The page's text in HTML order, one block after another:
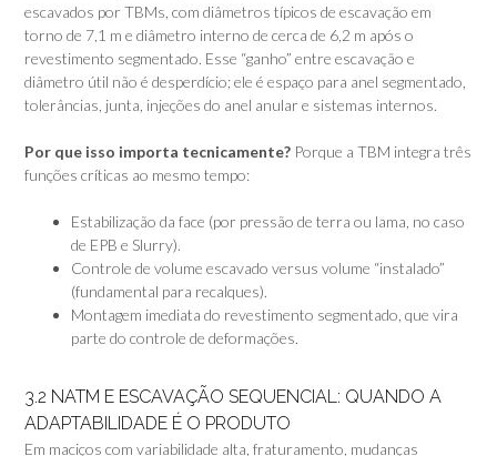
escavados por TBMs, com diâmetros típicos de escavação em
torno de 7,1 m e diâmetro interno de cerca de 6,2 m após o
revestimento segmentado. Esse “ganho” entre escavação e
diâmetro útil não é desperdício; ele é espaço para anel segmentado,
tolerâncias, junta, injeções do anel anular e sistemas internos.
Por que isso importa tecnicamente? Porque a TBM integra três
funções críticas ao mesmo tempo:
Estabilização da face (por pressão de terra ou lama, no caso
de EPB e Slurry).
Controle de volume escavado versus volume “instalado”
(fundamental para recalques).
Montagem imediata do revestimento segmentado, que vira
parte do controle de deformações.
3.2 NATM E ESCAVAÇÃO SEQUENCIAL: QUANDO A
ADAPTABILIDADE É O PRODUTO
Em maciços com variabilidade alta, fraturamento, mudanças